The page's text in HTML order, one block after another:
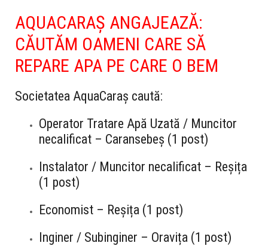
AQUACARAȘ ANGAJEAZĂ:
CĂUTĂM OAMENI CARE SĂ
REPARE APA PE CARE O BEM
Societatea AquaCaraș caută:
Operator Tratare Apă Uzată / Muncitor
necalificat – Caransebeș (1 post)
Instalator / Muncitor necalificat – Reșița
(1 post)
Economist – Reșița (1 post)
Inginer / Subinginer – Oravița (1 post)